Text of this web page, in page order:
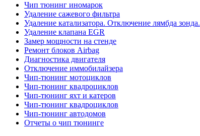
Чип тюнинг иномарок
Удаление сажевого фильтра
Удаление катализатора. Отключение лямбда зонда.
Удаление клапана EGR
Замер мощности на стенде
Ремонт блоков Airbag
Диагностика двигателя
Отключение иммобилайзера
Чип-тюнинг мотоциклов
Чип-тюнинг квадроциклов
Чип-тюнинг яхт и катеров
Чип-тюнинг квадроциклов
Чип-тюнинг автодомов
Отчеты о чип тюнинге